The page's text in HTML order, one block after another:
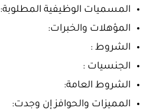
المسميات الوظيفية المطلوبة:
المؤهلات والخبرات:
الشروط :
الجنسيات :
الشروط العامة:
المميزات والحوافز إن وجدت: